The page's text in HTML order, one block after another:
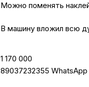
Можно поменять
В машину вложил всю
1 170 000
89037232355 WhatsApp